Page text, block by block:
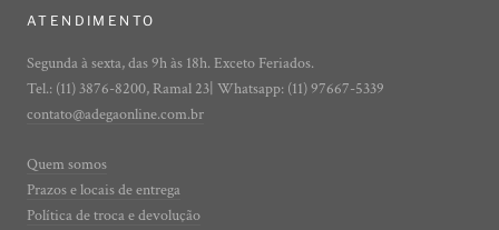
ATENDIMENTO
Segunda à sexta, das 9h às 18h. Exceto Feriados.
Tel.: (11) 3876-8200, Ramal 23| Whatsapp: (11) 97667-5339
contato@adegaonline.com.br
Quem somos
Prazos e locais de entrega
Política de troca e devolução